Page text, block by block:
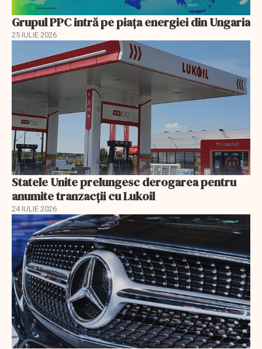
Grupul PPC intră pe piața energiei din Ungaria
25 IULIE 2026
Statele Unite prelungesc derogarea pentru
anumite tranzacții cu Lukoil
24 IULIE 2026